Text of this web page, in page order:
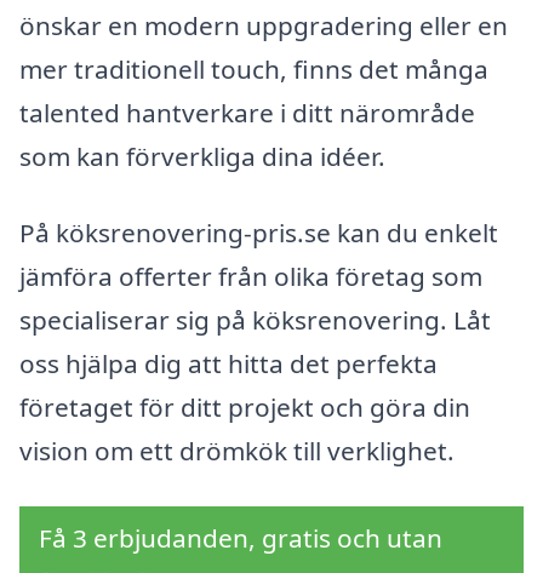
önskar en modern uppgradering eller en
mer traditionell touch, finns det många
talented hantverkare i ditt närområde
som kan förverkliga dina idéer.
På köksrenovering-pris.se kan du enkelt
jämföra offerter från olika företag som
specialiserar sig på köksrenovering. Låt
oss hjälpa dig att hitta det perfekta
företaget för ditt projekt och göra din
vision om ett drömkök till verklighet.
Få 3 erbjudanden, gratis och utan